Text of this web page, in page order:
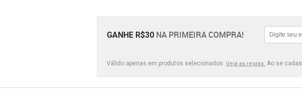
GANHE R$30 NA PRIMEIRA COMPRA!
Válido apenas em produtos selecionados. Veja as regras. Ao se